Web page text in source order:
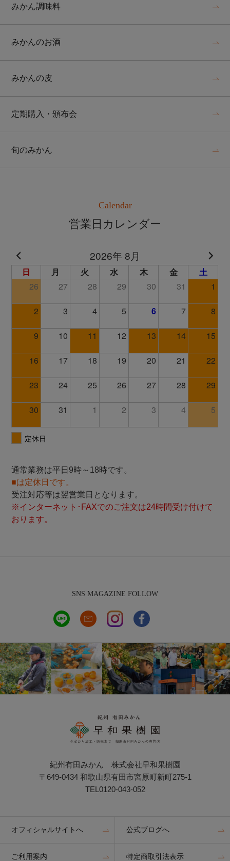
みかん調味料
みかんのお酒
みかんの皮
定期購入・頒布会
旬のみかん
Calendar
営業日カレンダー
通常業務は平日9時～18時です。
■は定休日です。
受注対応等は翌営業日となります。
※インターネット･FAXでのご注文は24時間受け付けて
おります。
SNS MAGAZINE FOLLOW
紀州有田みかん 株式会社早和果樹園
〒649-0434 和歌山県有田市宮原町新町275-1
TEL0120-043-052
オフィシャルサイトへ 公式ブログへ
ご利用案内 特定商取引法表示